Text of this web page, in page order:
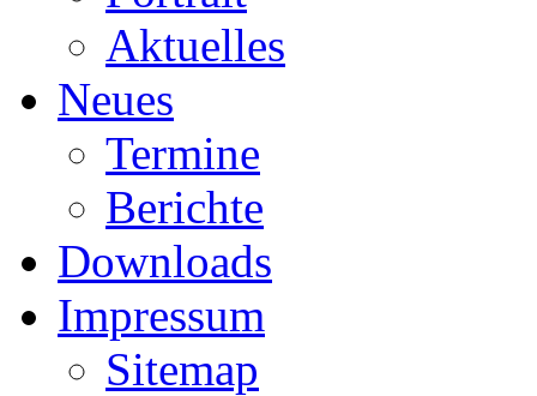
Aktuelles
Neues
Termine
Berichte
Downloads
Impressum
Sitemap